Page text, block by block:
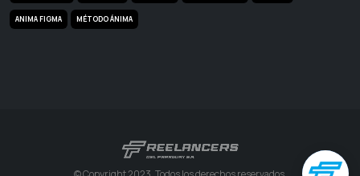
ANIMA FIGMA MÉTODO ÁNIMA